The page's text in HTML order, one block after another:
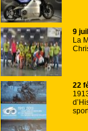
9
La
22